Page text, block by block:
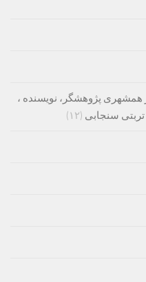
همشهری پژوهشگر، نویسنده ،
سنجابی (۱۲)